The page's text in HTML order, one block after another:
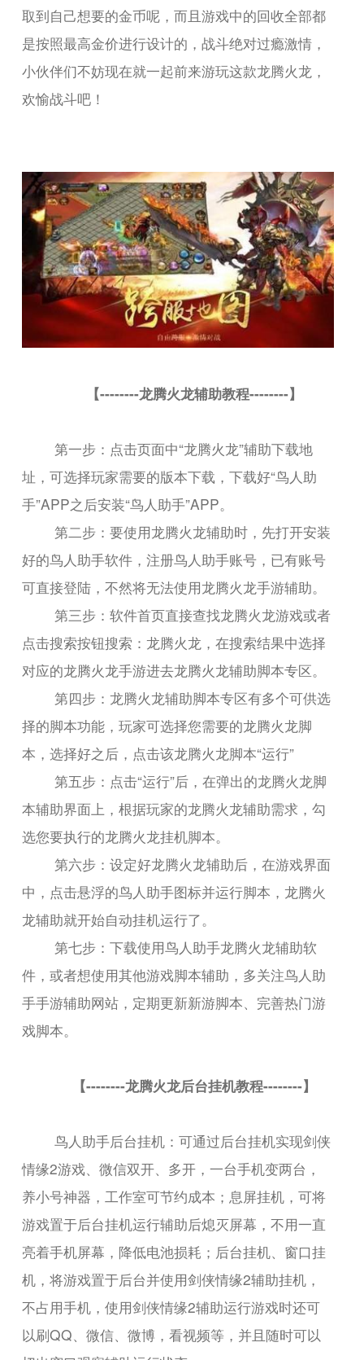
取到自己想要的金币呢，而且游戏中的回收全部都
是按照最高金价进行设计的，战斗绝对过瘾激情，
小伙伴们不妨现在就一起前来游玩这款龙腾火龙，
欢愉战斗吧！
【--------龙腾火龙辅助教程--------】
第一步：点击页面中“龙腾火龙”辅助下载地
址，可选择玩家需要的版本下载，下载好“鸟人助
手”APP之后安装“鸟人助手”APP。
第二步：要使用龙腾火龙辅助时，先打开安装
好的鸟人助手软件，注册鸟人助手账号，已有账号
可直接登陆，不然将无法使用龙腾火龙手游辅助。
第三步：软件首页直接查找龙腾火龙游戏或者
点击搜索按钮搜索：龙腾火龙，在搜索结果中选择
对应的龙腾火龙手游进去龙腾火龙辅助脚本专区。
第四步：龙腾火龙辅助脚本专区有多个可供选
择的脚本功能，玩家可选择您需要的龙腾火龙脚
本，选择好之后，点击该龙腾火龙脚本“运行”
第五步：点击“运行”后，在弹出的龙腾火龙脚
本辅助界面上，根据玩家的龙腾火龙辅助需求，勾
选您要执行的龙腾火龙挂机脚本。
第六步：设定好龙腾火龙辅助后，在游戏界面
中，点击悬浮的鸟人助手图标并运行脚本，龙腾火
龙辅助就开始自动挂机运行了。
第七步：下载使用鸟人助手龙腾火龙辅助软
件，或者想使用其他游戏脚本辅助，多关注鸟人助
手手游辅助网站，定期更新新游脚本、完善热门游
戏脚本。
【--------龙腾火龙后台挂机教程--------】
鸟人助手后台挂机：可通过后台挂机实现剑侠
情缘2游戏、微信双开、多开，一台手机变两台，
养小号神器，工作室可节约成本；息屏挂机，可将
游戏置于后台挂机运行辅助后熄灭屏幕，不用一直
亮着手机屏幕，降低电池损耗；后台挂机、窗口挂
机，将游戏置于后台并使用剑侠情缘2辅助挂机，
不占用手机，使用剑侠情缘2辅助运行游戏时还可
以刷QQ、微信、微博，看视频等，并且随时可以